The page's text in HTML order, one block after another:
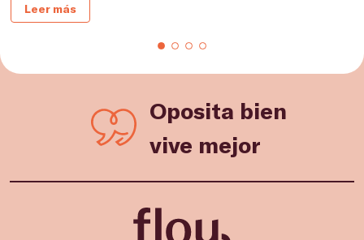
Leer más
Oposita bien
vive mejor